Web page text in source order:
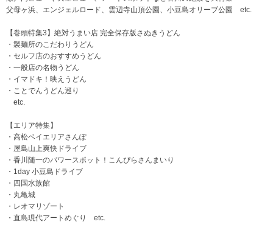
父母ヶ浜、エンジェルロード、雲辺寺山頂公園、小豆島オリーブ公園 etc.
【巻頭特集3】絶対うまい店 完全保存版さぬきうどん
・製麺所のこだわりうどん
・セルフ店のおすすめうどん
・一般店の名物うどん
・イマドキ！映えうどん
・ことでんうどん巡り
etc.
【エリア特集】
・高松ベイエリアさんぽ
・屋島山上爽快ドライブ
・香川随一のパワースポット！こんぴらさんまいり
・1day 小豆島ドライブ
・四国水族館
・丸亀城
・レオマリゾート
・直島現代アートめぐり etc.